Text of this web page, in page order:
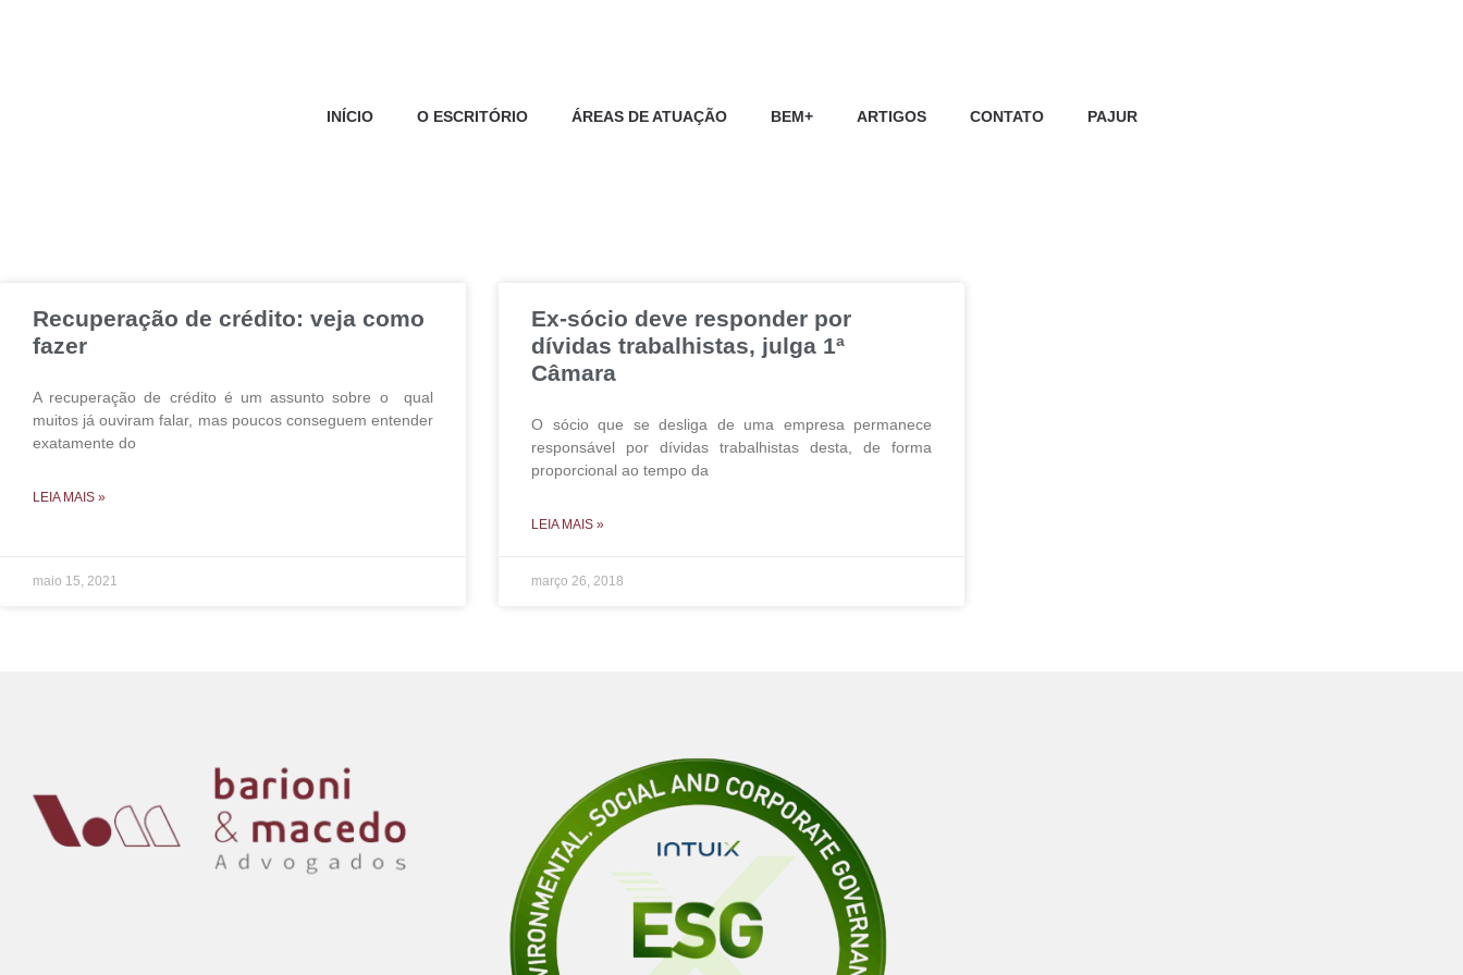
INÍCIO O ESCRITÓRIO ÁREAS DE ATUAÇÃO BEM+ ARTIGOS CONTATO PAJUR
Recuperação de crédito: veja como
fazer
A recuperação de crédito é um assunto sobre o qual
muitos já ouviram falar, mas poucos conseguem entender
exatamente do
LEIA MAIS »
maio 15, 2021
Ex-sócio deve responder por
dívidas trabalhistas, julga 1ª
Câmara
O sócio que se desliga de uma empresa permanece
responsável por dívidas trabalhistas desta, de forma
proporcional ao tempo da
LEIA MAIS »
março 26, 2018